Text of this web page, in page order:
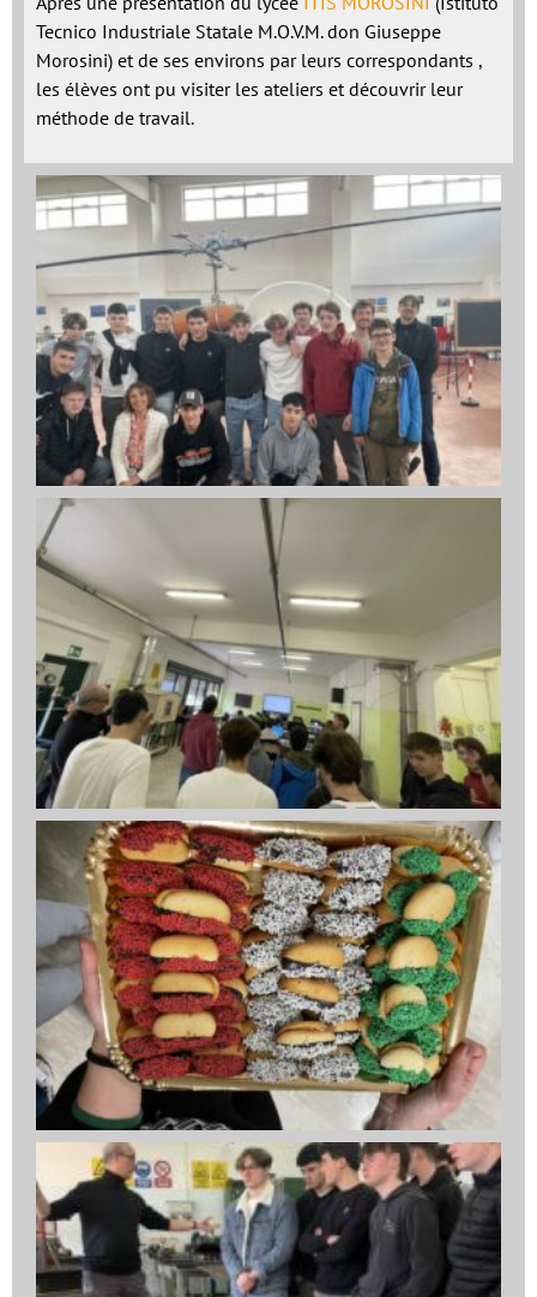
Tecnico Industriale Statale M.O.V.M. don Giuseppe
Morosini) et de ses environs par leurs correspondants ,
les élèves ont pu visiter les ateliers et découvrir leur
méthode de travail.